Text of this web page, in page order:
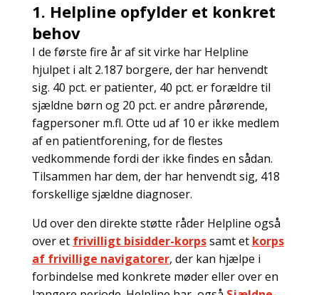
1. Helpline opfylder et konkret
behov
I de første fire år af sit virke har Helpline
hjulpet i alt 2.187 borgere, der har henvendt
sig. 40 pct. er patienter, 40 pct. er forældre til
sjældne børn og 20 pct. er andre pårørende,
fagpersoner m.fl. Otte ud af 10 er ikke medlem
af en patientforening, for de flestes
vedkommende fordi der ikke findes en sådan.
Tilsammen har dem, der har henvendt sig, 418
forskellige sjældne diagnoser.
Ud over den direkte støtte råder Helpline også
over et frivilligt bisidder-korpssamt et korps
af frivillige navigatorer, der kan hjælpe i
forbindelse med konkrete møder eller over en